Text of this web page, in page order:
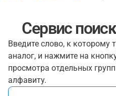
Сервис
Введите слово, к которому
аналог, и нажмите на
просмотра отдельных
алфавиту.